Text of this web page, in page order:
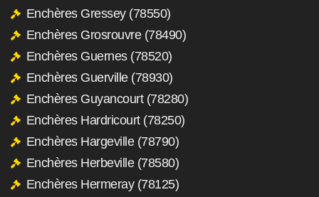
Enchères Gressey (78550)
Enchères Grosrouvre (78490)
Enchères Guernes (78520)
Enchères Guerville (78930)
Enchères Guyancourt (78280)
Enchères Hardricourt (78250)
Enchères Hargeville (78790)
Enchères Herbeville (78580)
Enchères Hermeray (78125)